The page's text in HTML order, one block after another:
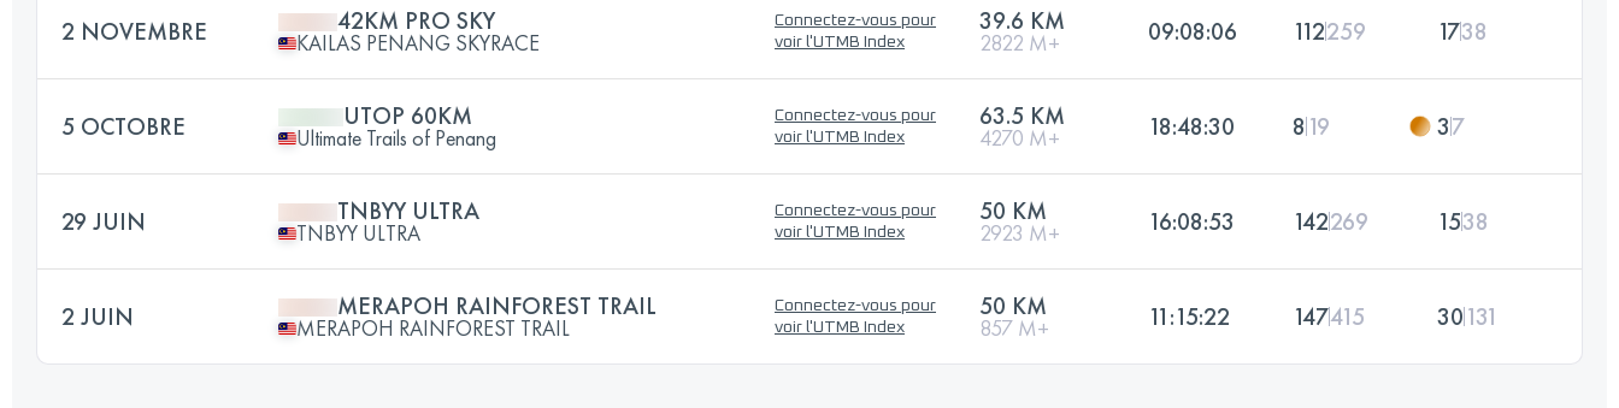
2 NOVEMBRE 42KM PRO SKY
KAILAS PENANG SKYRACE
Connectez-vous pour
voir l'UTMB Index
39.6 KM
2822 M+ 09:08:06 112259 1738
5 OCTOBRE UTOP 60KM
Ultimate Trails of Penang
Connectez-vous pour
voir l'UTMB Index
63.5 KM
4270 M+ 18:48:30 8 19 37
29 JUIN TNBYY ULTRA
TNBYY ULTRA
Connectez-vous pour
voir l'UTMB Index
50 KM
2923 M+ 16:08:53 142269 1538
2 JUIN MERAPOH RAINFOREST TRAIL
MERAPOH RAINFOREST TRAIL
Connectez-vous pour
voir l'UTMB Index
50 KM
857 M+ 11:15:22 147415 30131